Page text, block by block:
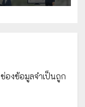
ช่องข้อมูลจำเป็นถูก